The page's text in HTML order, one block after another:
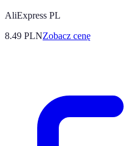
AliExpress PL
8.49 PLNZobacz cenę